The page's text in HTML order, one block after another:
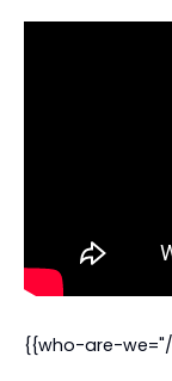
{{who-are-